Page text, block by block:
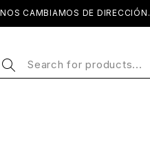
NOS CAMBIAMOS DE DIRECCIÓN.